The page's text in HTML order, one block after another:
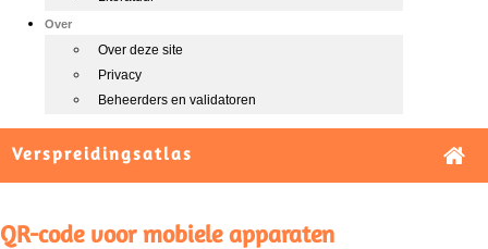
Over
Over deze site
Privacy
Beheerders en validatoren
Verspreidingsatlas
QR-code voor mobiele apparaten